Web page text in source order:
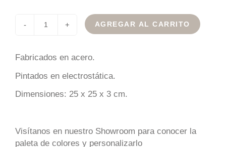
- + AGREGAR AL CARRITO
Fabricados en acero.
Pintados en electrostática.
Dimensiones: 25 x 25 x 3 cm.
Visítanos en nuestro Showroom para conocer la
paleta de colores y personalizarlo